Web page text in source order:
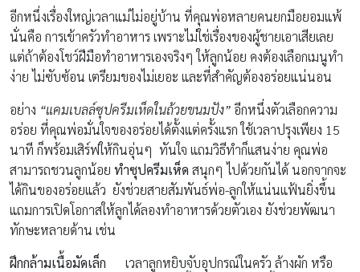
อีกหนึ่งเรื่องใหญ่เวลาแม่ไม่อยู่บ้าน ที่คุณพ่อหลายคนยกมือยอมแพ้
นั่นคือ การเข้าครัวทำอาหาร เพราะไม่ใช่เรื่องของผู้ชายเอาเสียเลย
แต่ถ้าต้องโชว์ฝีมือทำอาหารเองจริงๆ ให้ลูกน้อย คงต้องเลือกเมนูทำ
ง่าย ไม่ซับซ้อน เตรียมของไม่เยอะ และที่สำคัญต้องอร่อยแน่นอน
อย่าง “แคมเบลล์ซุปครีมเห็ดในถ้วยขนมปัง” อีกหนึ่งตัวเลือกความ
อร่อย ที่คุณพ่อมั่นใจของอร่อยได้ตั้งแต่ครั้งแรก ใช้เวลาปรุงเพียง 15
นาที ก็พร้อมเสิร์ฟให้กินอุ่นๆ ทันใจ แถมวิธีทำก็แสนง่าย คุณพ่อ
สามารถชวนลูกน้อย ทำซุปครีมเห็ด สนุกๆ ไปด้วยกันได้ นอกจากจะ
ได้กินของอร่อยแล้ว ยังช่วยสายสัมพันธ์พ่อ-ลูกให้แน่นแฟ้นยิ่งขึ้น
แถมการเปิดโอกาสให้ลูกได้ลองทำอาหารด้วยตัวเอง ยังช่วยพัฒนา
ทักษะหลายด้าน เช่น
ฝึกกล้ามเนื้อมัดเล็ก เวลาลูกหยิบจับอุปกรณ์ในครัว ล้างผัก หรือ